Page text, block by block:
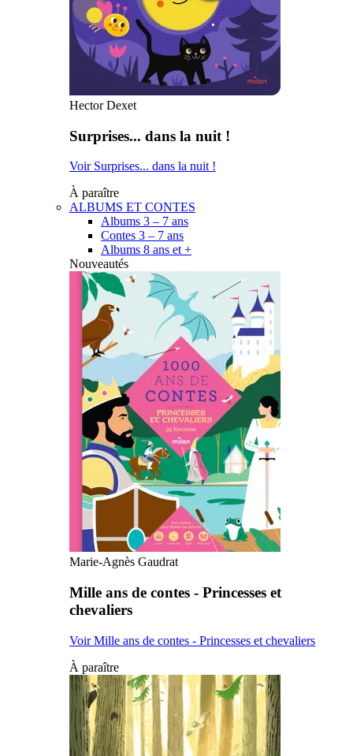
Hector Dexet
Surprises... dans la nuit !
Voir Surprises... dans la nuit !
À paraître
ALBUMS ET CONTES
Albums 3 – 7 ans
Contes 3 – 7 ans
Albums 8 ans et +
Nouveautés
Marie-Agnès Gaudrat
Mille ans de contes - Princesses et
chevaliers
Voir Mille ans de contes - Princesses et chevaliers
À paraître